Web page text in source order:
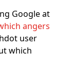
Google at
angers
user
which